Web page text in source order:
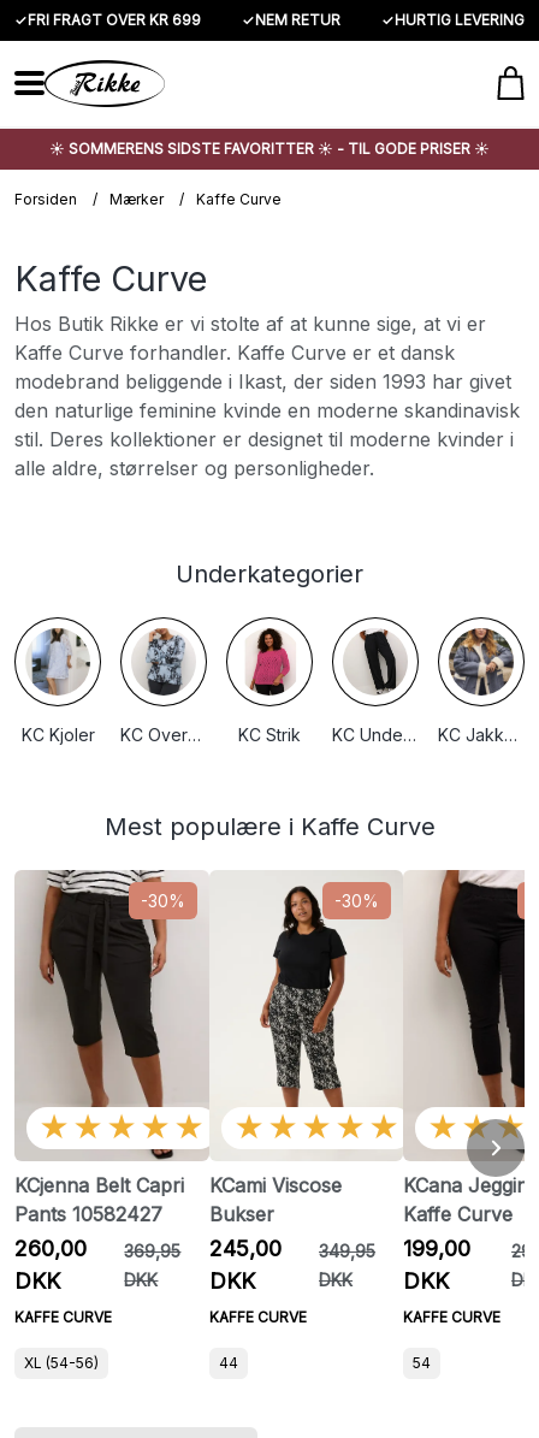
✓FRI FRAGT OVER KR 699 ✓NEM RETUR ✓HURTIG LEVERING
☀️ SOMMERENS SIDSTE FAVORITTER ☀️ - TIL GODE PRISER ☀️
Forsiden / Mærker / Kaffe Curve
Kaffe Curve
Hos Butik Rikke er vi stolte af at kunne sige, at vi er
Kaffe Curve forhandler. Kaffe Curve er et dansk
modebrand beliggende i Ikast, der siden 1993 har givet
den naturlige feminine kvinde en moderne skandinavisk
stil. Deres kollektioner er designet til moderne kvinder i
alle aldre, størrelser og personligheder.
Underkategorier
KC Kjoler KC Overdele KC Strik KC Underdele KC Jakker/huer
Mest populære i Kaffe Curve
-30%
★★★★★
KCjenna Belt Capri
Pants 10582427
260,00
DKK
369,95
DKK
KAFFE CURVE
XL (54-56)
-30%
★★★★★
KCami Viscose
Bukser
245,00
DKK
349,95
DKK
KAFFE CURVE
44
KCana
Kaffe Curve
199,00
DKK
KAFFE CURVE
54